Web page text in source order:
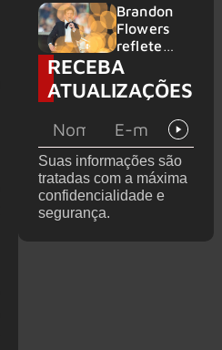
am Ring
2026
membros
do GHOST
e KORN
Brandon
Flowers
reflete
sobre o
futuro e
levanta
de de
deixar os
palcos
RECEBA
ATUALIZAÇÕES
Suas informações são
tratadas com a máxima
confidencialidade e
segurança.